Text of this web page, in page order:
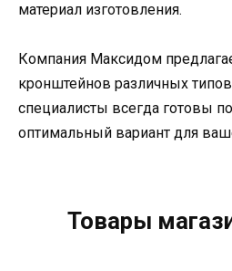
материал изготовления.
Компания Максидом
кронштейнов различных
специалисты всегда готовы
оптимальный вариант для
Товары